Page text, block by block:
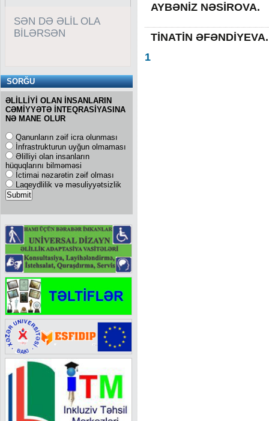
AYBƏNİZ NƏSİROVA.
TİNATİN ƏFƏNDİYEVA.
1
SƏN DƏ ƏLİL OLA
BİLƏRSƏN
SORĞU
ƏLİLLİYİ OLAN İNSANLARIN
CƏMİYYƏTƏ İNTEQRASİYASINA
NƏ MANE OLUR
Qanunların zəif icra olunması
İnfrastrukturun uyğun olmaması
Əlilliyi olan insanların
hüquqlarını bilməməsi
İctimai nəzarətin zəif olması
Laqeydlilik və məsuliyyətsizlik